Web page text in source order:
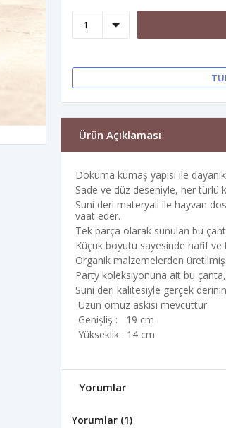
Ürün Açıklaması
Dokuma kumaş yapısı ile
Sade ve düz deseniyle, her türlü
Suni deri materyali ile hayvan
vaat eder.
Tek parça olarak sunulan bu
Küçük boyutu sayesinde hafif ve
Organik malzemelerden
Party koleksiyonuna ait bu çanta,
Suni deri kalitesiyle gerçek
Uzun omuz askısı mevcuttur.
Genişliş : 19 cm
Yükseklik : 14 cm
Yorumlar
Yorumlar (1)